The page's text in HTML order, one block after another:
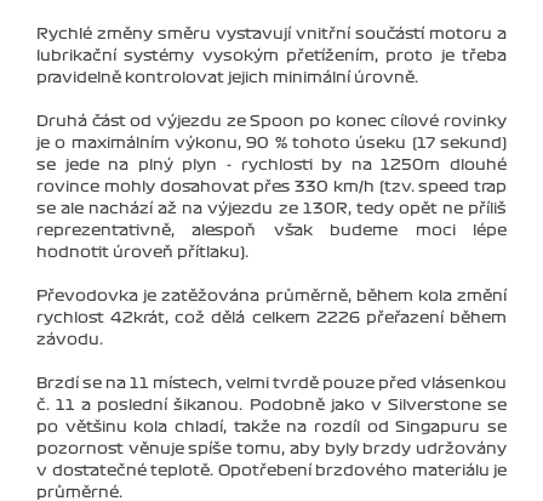
Rychlé změny směru vystavují vnitřní součástí motoru a
lubrikační systémy vysokým přetížením, proto je třeba
pravidelně kontrolovat jejich minimální úrovně.
Druhá část od výjezdu ze Spoon po konec cílové rovinky
je o maximálním výkonu, 90 % tohoto úseku (17 sekund)
se jede na plný plyn - rychlosti by na 1250m dlouhé
rovince mohly dosahovat přes 330 km/h (tzv. speed trap
se ale nachází až na výjezdu ze 130R, tedy opět ne příliš
reprezentativně, alespoň však budeme moci lépe
hodnotit úroveň přítlaku).
Převodovka je zatěžována průměrně, během kola změní
rychlost 42krát, což dělá celkem 2226 přeřazení během
závodu.
Brzdí se na 11 místech, velmi tvrdě pouze před vlásenkou
č. 11 a poslední šikanou. Podobně jako v Silverstone se
po většinu kola chladí, takže na rozdíl od Singapuru se
pozornost věnuje spíše tomu, aby byly brzdy udržovány
v dostatečné teplotě. Opotřebení brzdového materiálu je
průměrné.